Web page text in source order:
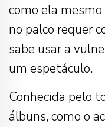
como ela
no palco requer
sabe usar a
um espetáculo.
Conhecida pelo
álbuns, como o